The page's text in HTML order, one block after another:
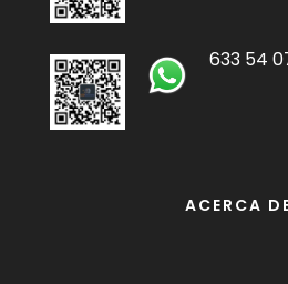
633 54
ACERCA